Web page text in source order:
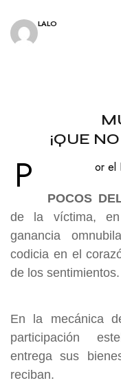
LALO
¡QUE
P or el
POCOS
de la víctima,
ganancia
codicia en el
de los sentimientos.
En la mecánica
participación
entrega sus
reciban.